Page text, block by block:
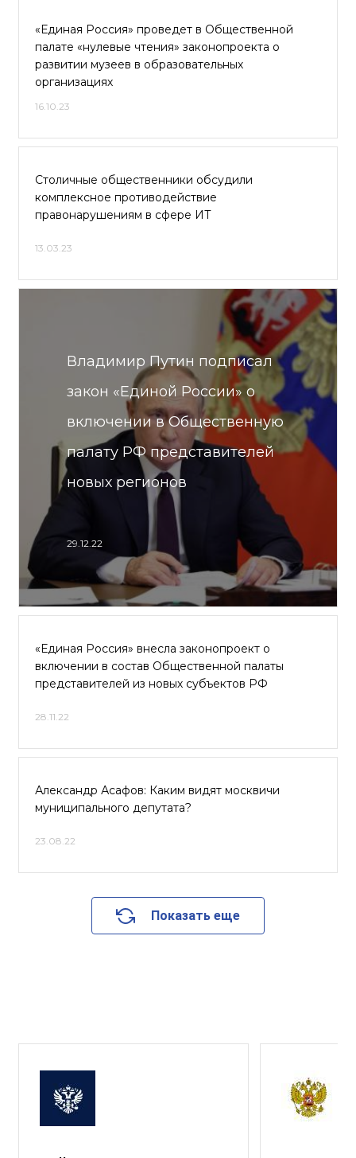
«Единая Россия» проведет в Общественной
палате «нулевые чтения» законопроекта о
развитии музеев в образовательных
организациях
16.10.23
Столичные общественники обсудили
комплексное противодействие
правонарушениям в сфере ИТ
13.03.23
Владимир Путин подписал
закон «Единой России» о
включении в Общественную
палату РФ представителей
новых регионов
29.12.22
«Единая Россия» внесла законопроект о
включении в состав Общественной палаты
представителей из новых субъектов РФ
28.11.22
Александр Асафов: Каким видят москвичи
муниципального депутата?
23.08.22
Показать еще